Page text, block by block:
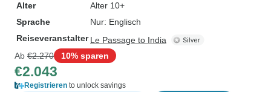
Alter
Alter 10+
Sprache
Nur: Englisch
Reiseveranstalter Le Passage to India
Ab €2.270 10% sparen
€2.043
Registrieren to unlock savings